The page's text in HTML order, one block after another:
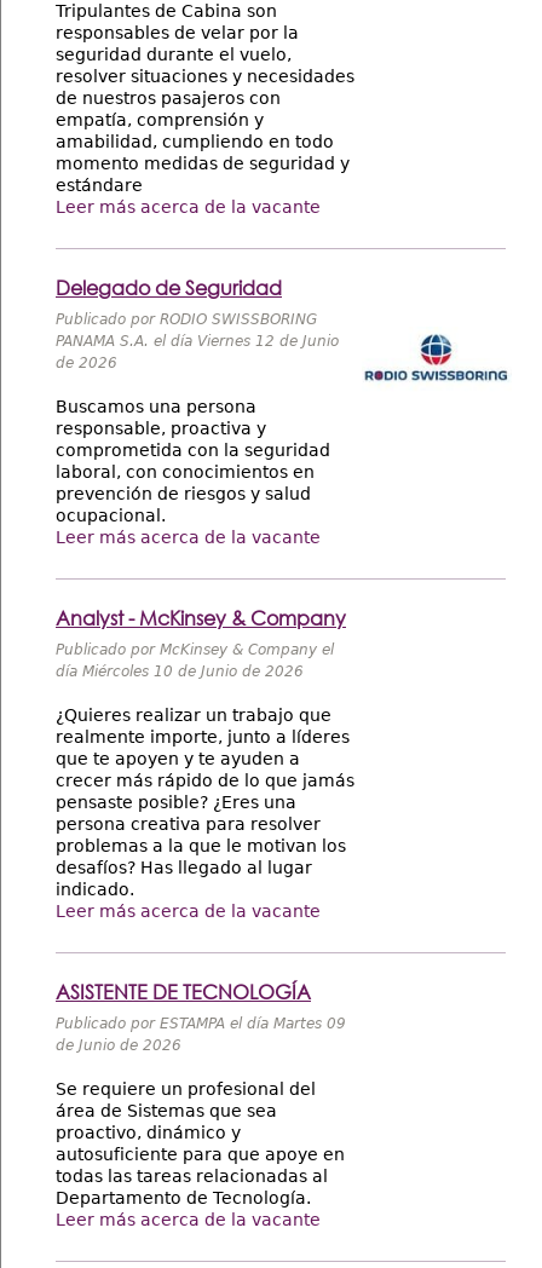
Tripulantes de Cabina son
responsables de velar por la
seguridad durante el vuelo,
resolver situaciones y necesidades
de nuestros pasajeros con
empatía, comprensión y
amabilidad, cumpliendo en todo
momento medidas de seguridad y
estándare
Leer más acerca de la vacante
Delegado de Seguridad
Publicado por RODIO SWISSBORING
PANAMA S.A. el día Viernes 12 de Junio
de 2026
Buscamos una persona
responsable, proactiva y
comprometida con la seguridad
laboral, con conocimientos en
prevención de riesgos y salud
ocupacional.
Leer más acerca de la vacante
Analyst - McKinsey & Company
Publicado por McKinsey & Company el
día Miércoles 10 de Junio de 2026
¿Quieres realizar un trabajo que
realmente importe, junto a líderes
que te apoyen y te ayuden a
crecer más rápido de lo que jamás
pensaste posible? ¿Eres una
persona creativa para resolver
problemas a la que le motivan los
desafíos? Has llegado al lugar
indicado.
Leer más acerca de la vacante
ASISTENTE DE TECNOLOGÍA
Publicado por ESTAMPA el día Martes 09
de Junio de 2026
Se requiere un profesional del
área de Sistemas que sea
proactivo, dinámico y
autosuficiente para que apoye en
todas las tareas relacionadas al
Departamento de Tecnología.
Leer más acerca de la vacante